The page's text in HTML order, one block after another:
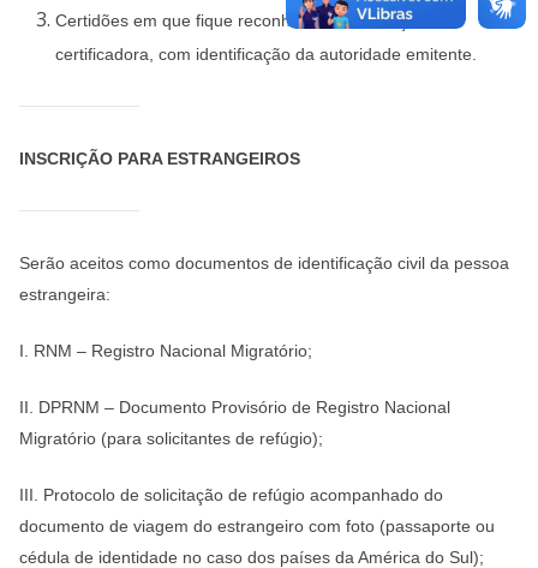
Certidões em que fique reconhecida a instituição
certificadora, com identificação da autoridade emitente.
INSCRIÇÃO PARA ESTRANGEIROS
Serão aceitos como documentos de identificação civil da pessoa
estrangeira:
I. RNM – Registro Nacional Migratório;
II. DPRNM – Documento Provisório de Registro Nacional
Migratório (para solicitantes de refúgio);
III. Protocolo de solicitação de refúgio acompanhado do
documento de viagem do estrangeiro com foto (passaporte ou
cédula de identidade no caso dos países da América do Sul);